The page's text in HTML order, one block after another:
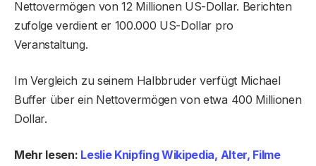
Nettovermögen von 12 Millionen US-Dollar. Berichten
zufolge verdient er 100.000 US-Dollar pro
Veranstaltung.
Im Vergleich zu seinem Halbbruder verfügt Michael
Buffer über ein Nettovermögen von etwa 400 Millionen
Dollar.
Mehr lesen: Leslie Knipfing Wikipedia, Alter, Filme